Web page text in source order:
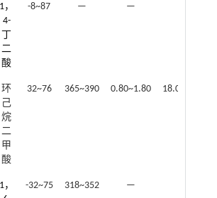
1，
4-
二
酸
-8~87 — —
环
己
烷
二
甲
酸
32~76 365~390 0.80~1.80 18.0~49.0
1，
-32~75 318~352 —